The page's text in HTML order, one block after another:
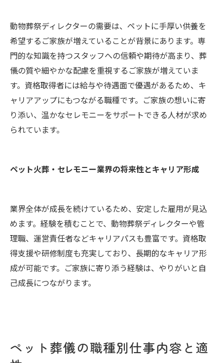
動物葬祭ディレクターの需要は、ペットに手厚い供養を
希望するご家族が増えていることが背景にあります。専
門的な知識を持つスタッフへの信頼や期待が高まり、葬
儀の質や細やかな配慮を重視するご家族が増えていま
す。資格取得者には給与や待遇面で優遇があるため、キ
ャリアアップにもつながる職種です。ご家族の想いに寄
り添い、温かなセレモニーをサポートできる人材が求め
られています。
ペット火葬・セレモニー業界の将来性とキャリア形成
業界全体が成長を続けているため、安定した雇用が見込
めます。経験を積むことで、動物葬祭ディレクターや管
理職、運営責任者などキャリアパスも豊富です。資格取
得支援や研修制度も充実しており、長期的なキャリア形
成が可能です。ご家族に寄り添う経験は、やりがいと自
己成長につながります。
ペット葬儀の職種別仕事内容と適